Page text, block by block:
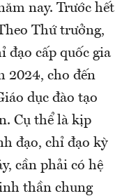
nay. Trước hết
Thứ trưởng,
đạo cấp quốc gia
2024, cho đến
dục đào tạo
Cụ thể là kịp
đạo, chỉ đạo kỳ
cần phải có hệ
thần chung